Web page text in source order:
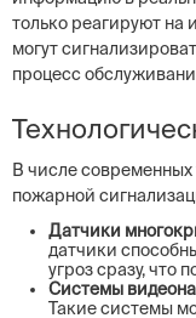
только реагируют на
могут
процесс
В числе
пожарной
Датчики
датчики
угроз сразу, что
Системы
Такие системы